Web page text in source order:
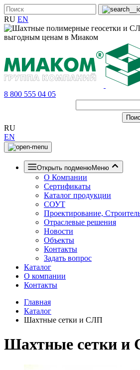
RU EN
8 800 555 04 05
RU
EN
Открыть подменюМеню
О Компании
Сертификаты
Каталог продукции
СОУТ
Проектирование,
Отраслевые решения
Новости
Объекты
Контакты
Задать вопрос
Каталог
О компании
Контакты
Главная
Каталог
Шахтные сетки и СЛП
Шахтные сетки